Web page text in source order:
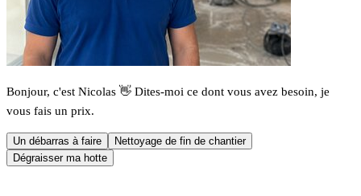
Bonjour, c'est Nicolas 👋 Dites-moi ce dont vous avez besoin, je
vous fais un prix.
Un débarras à faire
Nettoyage de fin de chantier
Dégraisser ma hotte